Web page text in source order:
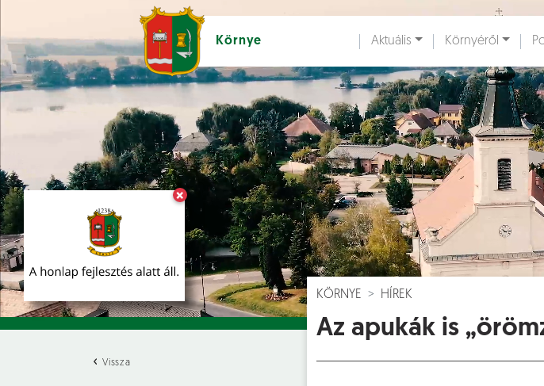
×
Környe
Ugrás a fő tartalomhoz
Aktuális Környéről
Vissza
KÖRNYE HÍREK
Az apukák is
Hírek [ Események []